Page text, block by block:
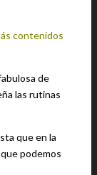
contenidos
de
las rutinas
que en la
podemos